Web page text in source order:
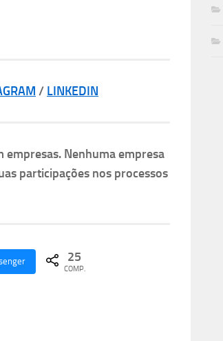
/ LINKEDIN
Nenhuma empresa
participações nos processos
25
COMP.